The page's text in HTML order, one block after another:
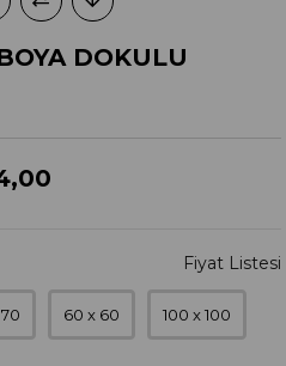
DOKULU
60 x 60 100 x 100